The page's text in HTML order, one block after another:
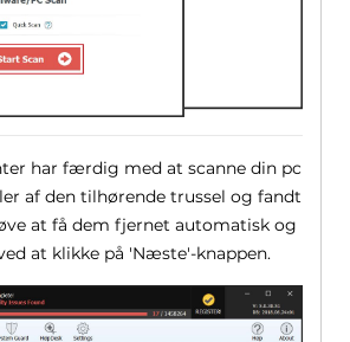
har færdig med at scanne din pc
af den tilhørende trussel og fandt
at få dem fjernet automatisk og
at klikke på 'Næste'-knappen.